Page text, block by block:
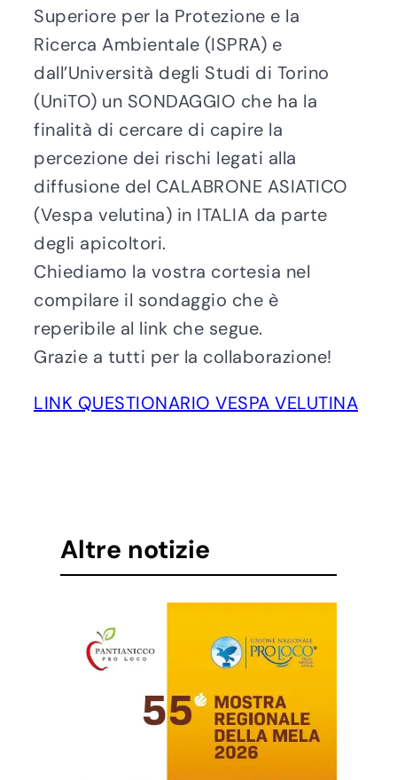
Superiore per la Protezione e la
Ricerca Ambientale (ISPRA) e
dall’Università degli Studi di Torino
(UniTO) un SONDAGGIO che ha la
finalità di cercare di capire la
percezione dei rischi legati alla
diffusione del CALABRONE ASIATICO
(Vespa velutina) in ITALIA da parte
degli apicoltori.
Chiediamo la vostra cortesia nel
compilare il sondaggio che è
reperibile al link che segue.
Grazie a tutti per la collaborazione!
LINK QUESTIONARIO VESPA VELUTINA
Altre notizie